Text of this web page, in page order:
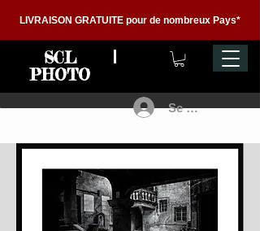
LIVRAISON GRATUITE pour de nombreux Pays*
SCL
PHOTO
Se connecter